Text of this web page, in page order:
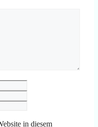
Mail-
Adresse
in diesem